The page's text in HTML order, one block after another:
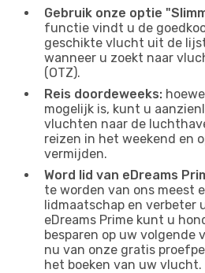
Gebruik onze optie
functie vindt u de
geschikte vlucht uit de
wanneer u zoekt naar
(OTZ).
Reis doordeweeks:
mogelijk is, kunt u
vluchten naar de
reizen in het weekend en
vermijden.
Word lid van eDreams
te worden van ons meest
lidmaatschap en verbeter
eDreams Prime kunt u
besparen op uw volgende
nu van onze gratis
het boeken van uw vlucht.